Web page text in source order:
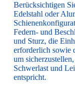
Berücksichtigen
Edelstahl oder
Federn- und
und Sturz, die
erforderlich sowie
um
Schwerlast und
entspricht.